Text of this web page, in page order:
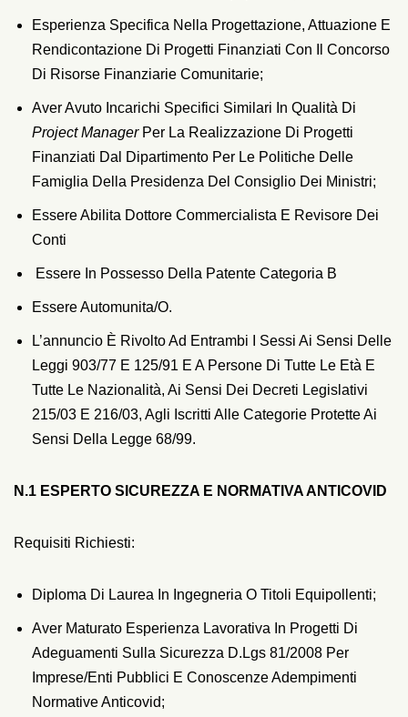
Esperienza Specifica Nella Progettazione, Attuazione E
Rendicontazione Di Progetti Finanziati Con Il Concorso
Di Risorse Finanziarie Comunitarie;
Aver Avuto Incarichi Specifici Similari In Qualità Di
Project ManagerPer La Realizzazione Di Progetti
Finanziati Dal Dipartimento Per Le Politiche Delle
Famiglia Della Presidenza Del Consiglio Dei Ministri;
Essere Abilita Dottore Commercialista E Revisore Dei
Conti
Essere In Possesso Della Patente Categoria B
Essere Automunita/o.
L’annuncio È Rivolto Ad Entrambi I Sessi Ai Sensi Delle
Leggi 903/77 E 125/91 E A Persone Di Tutte Le Età E
Tutte Le Nazionalità, Ai Sensi Dei Decreti Legislativi
215/03 E 216/03, Agli Iscritti Alle Categorie Protette Ai
Sensi Della Legge 68/99.
N.1 ESPERTO SICUREZZA E NORMATIVA ANTICOVID
Requisiti Richiesti:
Diploma Di Laurea In Ingegneria O Titoli Equipollenti;
Aver Maturato Esperienza Lavorativa In Progetti Di
Adeguamenti Sulla Sicurezza D.lgs 81/2008 Per
Imprese/enti Pubblici E Conoscenze Adempimenti
Normative Anticovid;